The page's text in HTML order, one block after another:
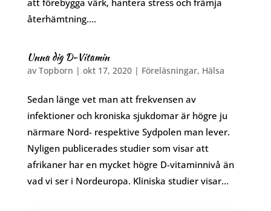
att förebygga värk, hantera stress och främja
återhämtning....
Unna dig D-Vitamin
av Topborn | okt 17, 2020| Föreläsningar, Hälsa
Sedan länge vet man att frekvensen av
infektioner och kroniska sjukdomar är högre ju
närmare Nord- respektive Sydpolen man lever.
Nyligen publicerades studier som visar att
afrikaner har en mycket högre D-vitaminnivå än
vad vi ser i Nordeuropa. Kliniska studier visar...